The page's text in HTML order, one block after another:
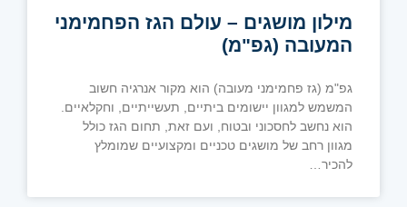
מילון מושגים – עולם הגז הפחמימני
המעובה (גפ"מ)
גפ"מ (גז פחמימני מעובה) הוא מקור אנרגיה חשוב
המשמש למגוון יישומים ביתיים, תעשייתיים, וחקלאיים.
הוא נחשב לחסכוני ובטוח, ועם זאת, תחום הגז כולל
מגוון רחב של מושגים טכניים ומקצועיים שמומלץ
להכיר…